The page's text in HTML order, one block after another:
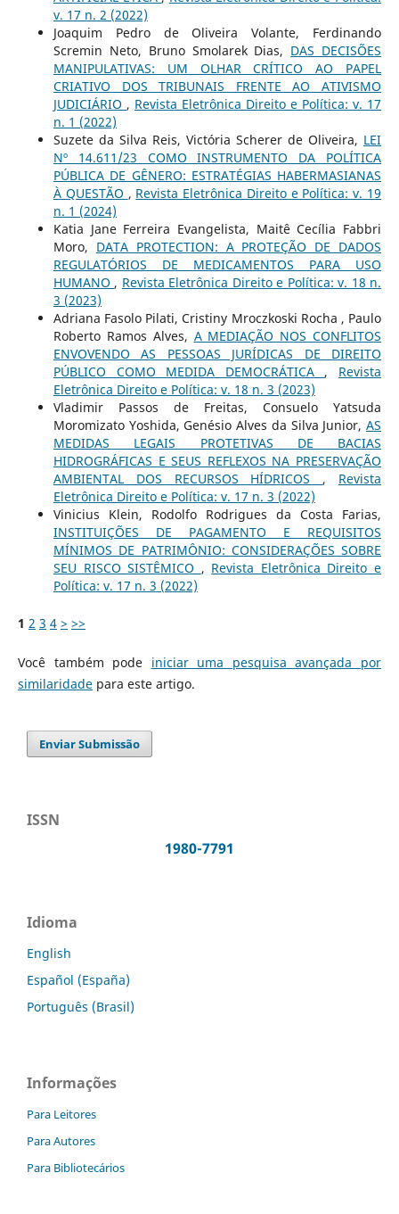
v. 17 n. 2 (2022)
Joaquim Pedro de Oliveira Volante, Ferdinando
Scremin Neto, Bruno Smolarek Dias, DAS DECISÕES
MANIPULATIVAS: UM OLHAR CRÍTICO AO PAPEL
CRIATIVO DOS TRIBUNAIS FRENTE AO ATIVISMO
JUDICIÁRIO , Revista Eletrônica Direito e Política: v. 17
n. 1 (2022)
Suzete da Silva Reis, Victória Scherer de Oliveira, LEI
Nº 14.611/23 COMO INSTRUMENTO DA POLÍTICA
PÚBLICA DE GÊNERO: ESTRATÉGIAS HABERMASIANAS
À QUESTÃO , Revista Eletrônica Direito e Política: v. 19
n. 1 (2024)
Katia Jane Ferreira Evangelista, Maitê Cecília Fabbri
Moro, DATA PROTECTION: A PROTEÇÃO DE DADOS
REGULATÓRIOS DE MEDICAMENTOS PARA USO
HUMANO , Revista Eletrônica Direito e Política: v. 18 n.
3 (2023)
Adriana Fasolo Pilati, Cristiny Mroczkoski Rocha , Paulo
Roberto Ramos Alves, A MEDIAÇÃO NOS CONFLITOS
ENVOVENDO AS PESSOAS JURÍDICAS DE DIREITO
PÚBLICO COMO MEDIDA DEMOCRÁTICA , Revista
Eletrônica Direito e Política: v. 18 n. 3 (2023)
Vladimir Passos de Freitas, Consuelo Yatsuda
Moromizato Yoshida, Genésio Alves da Silva Junior,AS
MEDIDAS LEGAIS PROTETIVAS DE BACIAS
HIDROGRÁFICAS E SEUS REFLEXOS NA PRESERVAÇÃO
AMBIENTAL DOS RECURSOS HÍDRICOS , Revista
Eletrônica Direito e Política: v. 17 n. 3 (2022)
Vinicius Klein, Rodolfo Rodrigues da Costa Farias,
INSTITUIÇÕES DE PAGAMENTO E REQUISITOS
MÍNIMOS DE PATRIMÔNIO: CONSIDERAÇÕES SOBRE
SEU RISCO SISTÊMICO , Revista Eletrônica Direito e
Política: v. 17 n. 3 (2022)
1 2 3 4 > >>
Você também pode iniciar uma pesquisa avançada por
similaridadepara este artigo.
Enviar Submissão
ISSN
1980-7791
Idioma
English
Español (España)
Português (Brasil)
Informações
Para Leitores
Para Autores
Para Bibliotecários